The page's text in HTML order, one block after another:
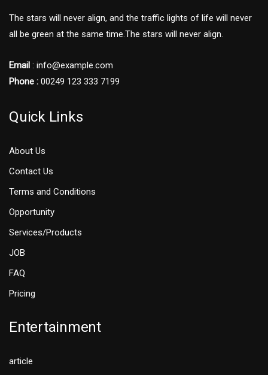
The stars will never align, and the traffic lights of life will never
all be green at the same time.The stars will never align.
Email : info@example.com
Phone : 00249 123 333 7199
Quick Links
About Us
Contact Us
Terms and Conditions
Opportunity
Services/Products
JOB
FAQ
Pricing
Entertainment
article